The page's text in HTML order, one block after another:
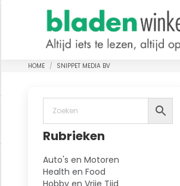
Je bent hier:
HOME SNIPPET MEDIA BV
Rubrieken
Auto's en Motoren
Health en Food
Hobby en Vrije Tijd